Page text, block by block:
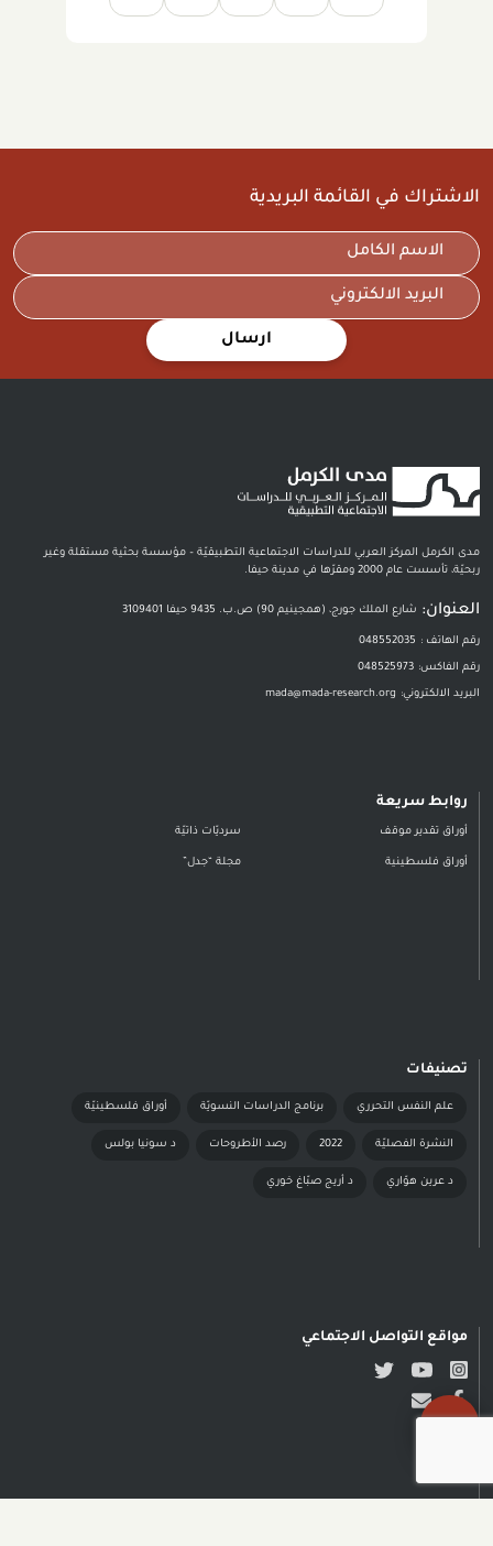
الاشتراك في القائمة البريدية
ارسال
مدى الكرمل المركز العربي للدراسات الاجتماعية التطبيقيّة – مؤسسة بحثية مستقلة وغير
ربحيّة، تأسست عام 2000 ومقرّها في مدينة حيفا.
العنوان: شارع الملك جورج، (همجينيم 90) ص.ب. 9435 حيفا 3109401
رقم الهاتف : 048552035
رقم الفاكس: 048525973
البريد الالكتروني: mada@mada-research.org
روابط سريعة
أوراق تقدير موقف سرديّات ذاتيّة
أوراق فلسطينية مجلة “جدل”
تصنيفات
علم النفس التحرري برنامج الدراسات النسويّة أوراق فلسطينيّة
النشرة الفصليّة 2022 رصد الأطروحات د سونيا بولس
د عرين هوّاري د أريج صبّاغ خوري
مواقع التواصل الاجتماعي